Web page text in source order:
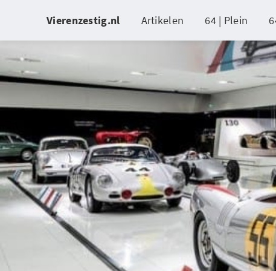
Vierenzestig.nl Artikelen 64 | Plein